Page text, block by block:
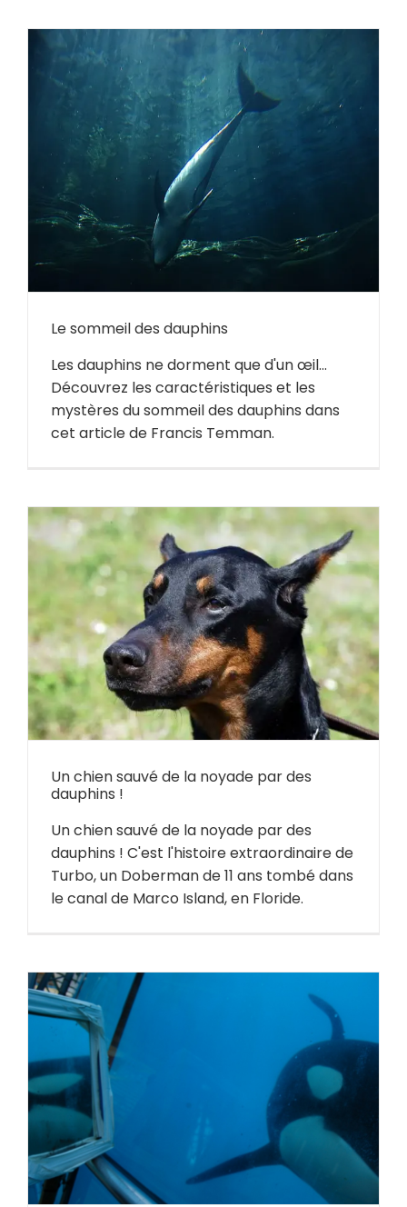
Le sommeil des dauphins
Les dauphins ne dorment que d'un œil...
Découvrez les caractéristiques et les
mystères du sommeil des dauphins dans
cet article de Francis Temman.
Un chien sauvé de la noyade par des
dauphins !
Un chien sauvé de la noyade par des
dauphins ! C'est l'histoire extraordinaire de
Turbo, un Doberman de 11 ans tombé dans
le canal de Marco Island, en Floride.